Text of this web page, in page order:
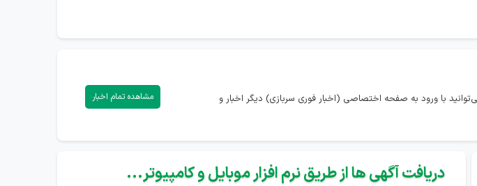
با ورود به صفحه اختصاصی (اخبار فوری سربازی) دیگر اخبار و
مشاهده تمام اخبار
دریافت آگهی ها از طریق نرم افزار موبایل و کامپیوتر...